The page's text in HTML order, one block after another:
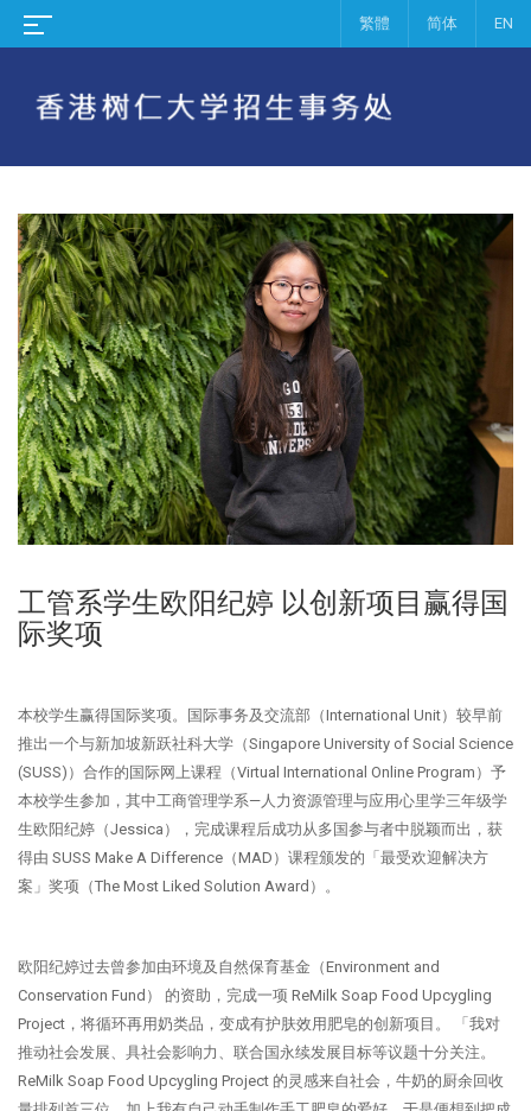
繁體 简体 EN
工管系学生欧阳纪婷 以创新项目赢得国
际奖项
本校学生赢得国际奖项。国际事务及交流部（International Unit）较早前
推出一个与新加坡新跃社科大学（Singapore University of Social Science
(SUSS)）合作的国际网上课程（Virtual International Online Program）予
本校学生参加，其中工商管理学系—人力资源管理与应用心里学三年级学
生欧阳纪婷（Jessica），完成课程后成功从多国参与者中脱颖而出，获
得由 SUSS Make A Difference（MAD）课程颁发的「最受欢迎解决方
案」奖项（The Most Liked Solution Award）。
欧阳纪婷过去曾参加由环境及自然保育基金（Environment and
Conservation Fund） 的资助，完成一项 ReMilk Soap Food Upcygling
Project，将循环再用奶类品，变成有护肤效用肥皂的创新项目。 「我对
推动社会发展、具社会影响力、联合国永续发展目标等议题十分关注。
ReMilk Soap Food Upcygling Project 的灵感来自社会，牛奶的厨余回收